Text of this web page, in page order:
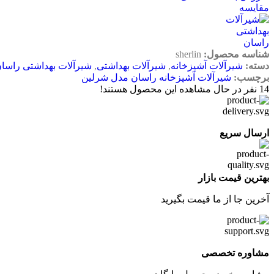
مقایسه
شناسه محصول: sherlin
دسته: شیرآلات آشپزخانه, شیرآلات بهداشتی, شیرآلات بهداشتی
برچسب: شیرآلات آشپزخانه راسان مدل شرلین
14 نفر در حال مشاهده این محصول هستند!
ارسال سریع
بهترین قیمت بازار
آخرین جا از ما قیمت بگیرید
مشاوره تخصصی